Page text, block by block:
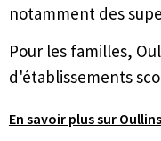
notamment des
Pour les familles,
d'établissements
En savoir plus sur Oullins